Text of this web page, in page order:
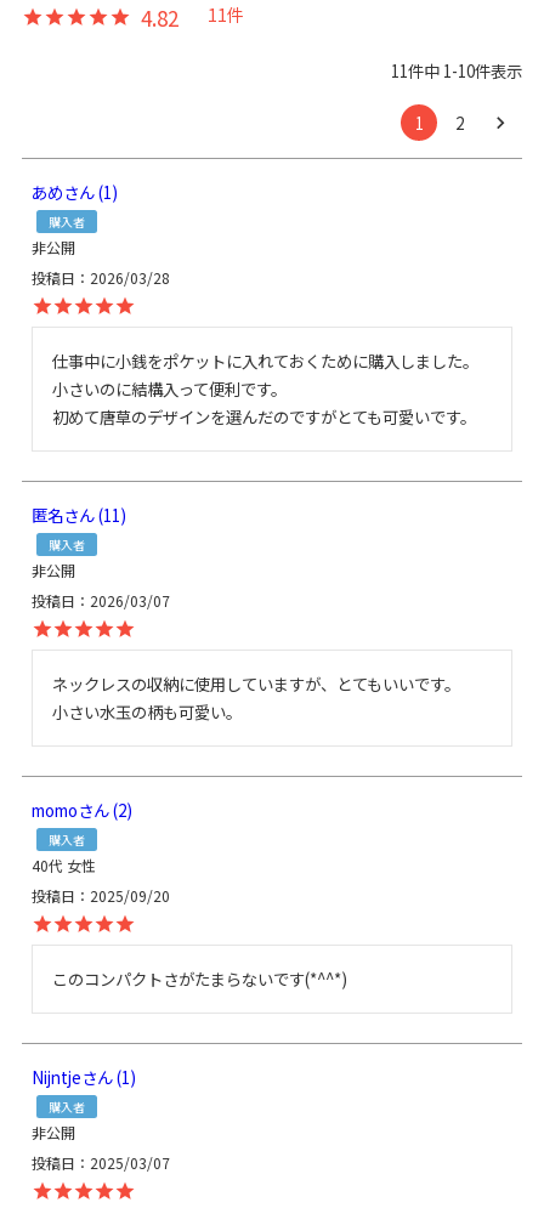
4.82 11
11件中 1-10件表示
1 2
あめ 1
購入者
非公開
投稿日
2026/03/28
仕事中に小銭をポケットに入れておくために購入しました。
小さいのに結構入って便利です。
初めて唐草のデザインを選んだのですがとても可愛いです。
匿名 11
購入者
非公開
投稿日
2026/03/07
ネックレスの収納に使用していますが、とてもいいです。
小さい水玉の柄も可愛い。
momo 2
購入者
40代 女性
投稿日
2025/09/20
このコンパクトさがたまらないです(*^^*)
Nijntje 1
購入者
非公開
投稿日
2025/03/07